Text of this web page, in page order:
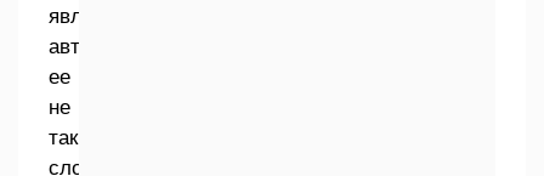
является
автоматизированной,
ее
не
так
сложно